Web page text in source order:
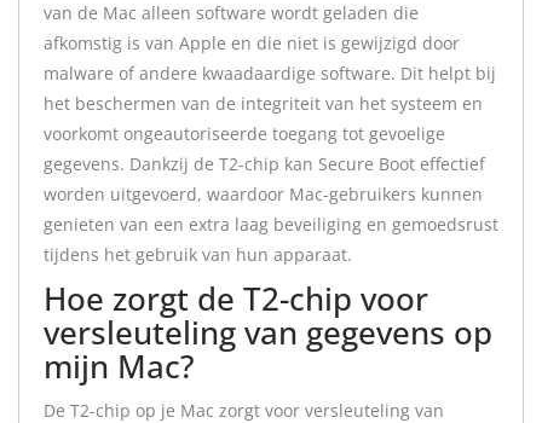
van de Mac alleen software wordt geladen die
afkomstig is van Apple en die niet is gewijzigd door
malware of andere kwaadaardige software. Dit helpt bij
het beschermen van de integriteit van het systeem en
voorkomt ongeautoriseerde toegang tot gevoelige
gegevens. Dankzij de T2-chip kan Secure Boot effectief
worden uitgevoerd, waardoor Mac-gebruikers kunnen
genieten van een extra laag beveiliging en gemoedsrust
tijdens het gebruik van hun apparaat.
Hoe zorgt de T2-chip voor
versleuteling van gegevens op
mijn Mac?
De T2-chip op je Mac zorgt voor versleuteling van